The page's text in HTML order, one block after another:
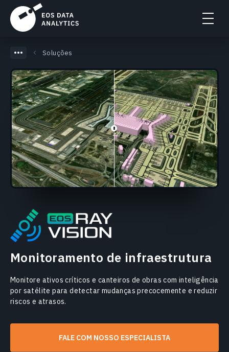
Soluções
Monitoramento de infraestrutura
Monitore ativos críticos e canteiros de obras com inteligência
por satélite para detectar mudanças precocemente e reduzir
riscos e atrasos.
FALE COM NOSSO ESPECIALISTA